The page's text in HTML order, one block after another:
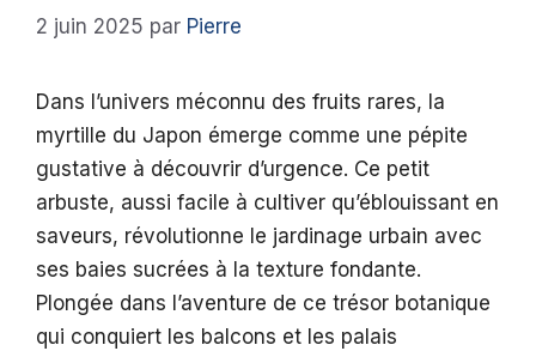
2 juin 2025 par Pierre
Dans l’univers méconnu des fruits rares, la
myrtille du Japon émerge comme une pépite
gustative à découvrir d’urgence. Ce petit
arbuste, aussi facile à cultiver qu’éblouissant en
saveurs, révolutionne le jardinage urbain avec
ses baies sucrées à la texture fondante.
Plongée dans l’aventure de ce trésor botanique
qui conquiert les balcons et les palais